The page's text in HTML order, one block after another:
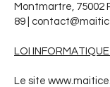
Montmartre, 75002
89 |
LOI
Le site